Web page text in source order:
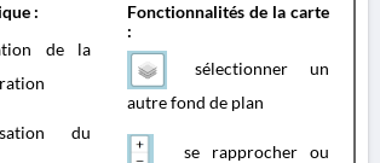
:
de la
du
Fonctionnalités de la carte
:
sélectionner un
autre fond de plan
se rapprocher ou